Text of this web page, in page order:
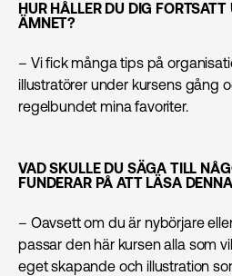
HUR HÅLLER DU DIG
ÄMNET?
– Vi fick många tips på
illustratörer under kursens gång
regelbundet mina favoriter.
VAD SKULLE DU SÄGA TILL
FUNDERAR PÅ ATT LÄSA
– Oavsett om du är nybörjare
passar den här kursen alla som
eget skapande och illustration